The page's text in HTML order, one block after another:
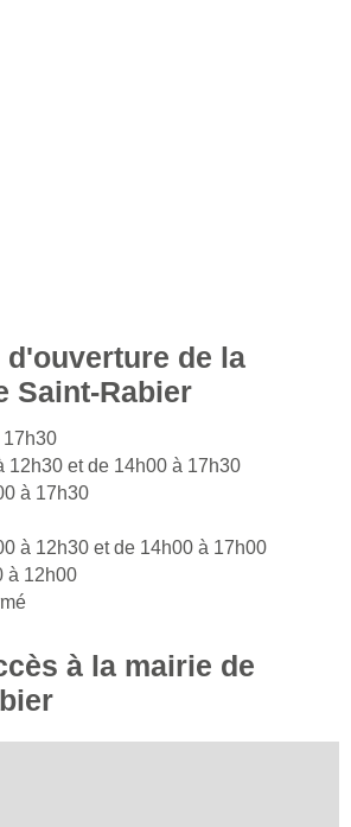
d'ouverture de la
Saint-Rabier
17h30
12h30 et de 14h00 à 17h30
à 17h30
à 12h30 et de 14h00 à 17h00
à 12h00
à la mairie de